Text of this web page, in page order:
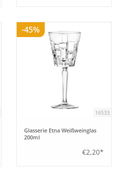
-45%
16533
Glasserie Etna Weißweinglas
200ml
€2,20*